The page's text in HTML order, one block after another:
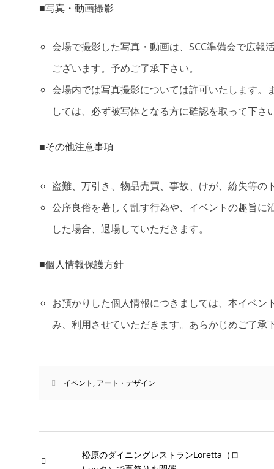
■写真・動画撮影
会場で撮影した写真・動画は、SCC準備会で広
ございます。予めご了承下さい。
会場内では写真撮影については許可いたします
しては、必ず被写体となる方に確認を取って下さ
■その他注意事項
盗難、万引き、物品売買、事故、けが、紛失等
公序良俗を著しく乱す行為や、イベントの趣旨
した場合、退場していただきます。
■個人情報保護方針
お預かりした個人情報につきましては、本イベ
み、利用させていただきます。あらかじめご了承
イベント , アート・デザイン
松原のダイニングレストランLoretta（ロ